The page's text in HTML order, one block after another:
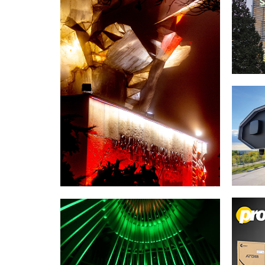
Pomnik Lotników Polskich
Warka